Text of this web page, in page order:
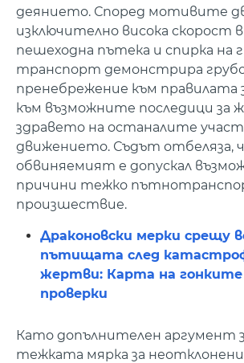
деянието. Според мотивите
изключително висока скорост
пешеходна пътека и спирка на
транспорт демонстрира
пренебрежение към правилата
към възможните последици за
здравето на останалите
движението. Съдът отбеляза,
обвиняемият е допускал
причини тежко
произшествие.
Драконовски мерки срещу
пътищата след
жертви: Карта на гонките
проверки
Като допълнителен аргумент
тежката мярка за